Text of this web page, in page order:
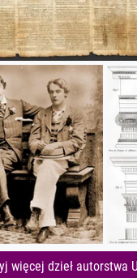
więcej dzieł autorstwa